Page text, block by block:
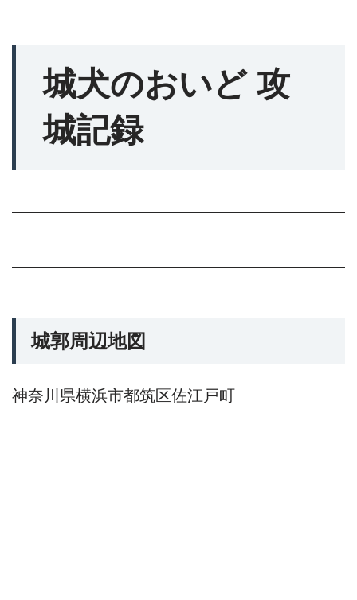
城犬のおいど 攻
城記録
城郭周辺地図
神奈川県横浜市都筑区佐江戸町